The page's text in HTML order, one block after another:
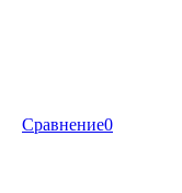
Сравнение0